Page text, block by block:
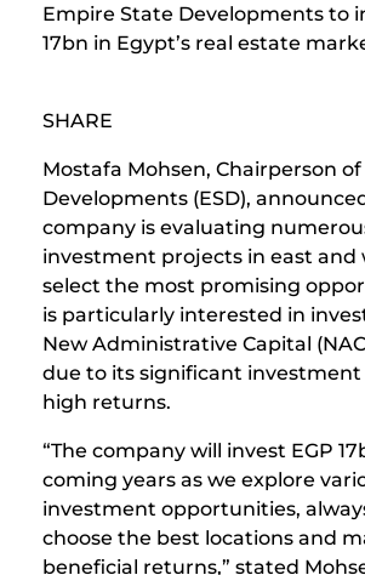
Empire State Developments to
17bn in Egypt’s real estate
SHARE
Mostafa Mohsen, Chairperson
Developments (ESD),
company is evaluating
investment projects in east and
select the most promising
is particularly interested in
New Administrative Capital
due to its significant
high returns.
“The company will invest EGP
coming years as we explore
investment opportunities,
choose the best locations and
beneficial returns,” stated